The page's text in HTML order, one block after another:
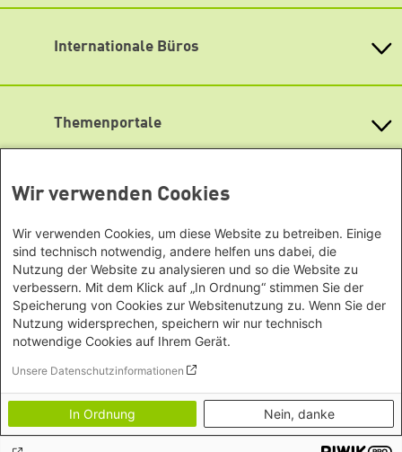
Heinrich-Böll-Stiftungen in den
Baden-Württemberg
Hamburg
Mecklenburg-Vorpommern
Niedersachsen
Nordrhein-Westfalen
Rheinland-Pfalz
Saarland
Schleswig-Holstein
Thüringen
Internationale Büros
Büro Neu-Delhi - Indien
Büro Phnom Penh - Kambodscha
Büro Seoul - Ostasien | Globaler
Afrika
Büro Horn von Afrika -
Somalia/Somaliland, Sudan,
Äthiopien
Büro Nairobi - Kenia, Uganda,
Tansania
Büro Abuja - Nigeria
Büro Dakar - Senegal
Büro Kapstadt - Südafrika, Namibia,
Simbabwe
Themenportale
Grüne Akademie
Archiv Grünes Gedächtnis
Studienwerk
Mediatheken
Info Hub Plastic
Antifeminismus begegnen
Gender Mediathek
Grüne Websites
Bündnis 90 / Die Grünen
Bundestagsfraktion
European Greens
Green European Foundation
Datenschutzerklärung
Wir verwenden Cookies
Wir verwenden Cookies, um diese Website zu betreiben. Einige
sind technisch notwendig, andere helfen uns dabei, die
Nutzung der Website zu analysieren und so die Website zu
verbessern. Mit dem Klick auf „In Ordnung“ stimmen Sie der
Speicherung von Cookies zur Websitenutzung zu. Wenn Sie der
Nutzung widersprechen, speichern wir nur technisch
notwendige Cookies auf Ihrem Gerät.
Unsere Datenschutzinformationen
In Ordnung Nein, danke